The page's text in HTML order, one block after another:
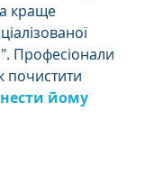
краще
Професіонали
почистити
йому